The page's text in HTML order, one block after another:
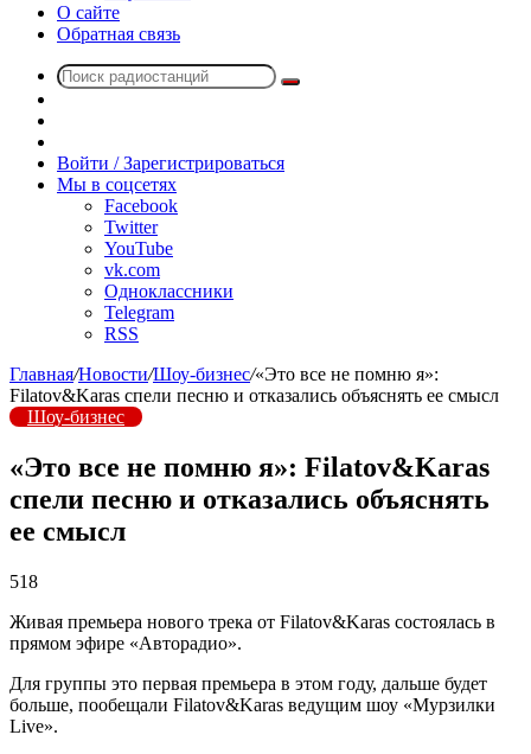
О сайте
Обратная связь
Поиск
радио
Войти / Зарегистрироваться
Мы в соцсетях
Facebook
Twitter
YouTube
vk.com
Одноклассники
Telegram
RSS
Главная/Новости/Шоу-бизнес/«Это все не помню я»:
Filatov&Karas спели песню и отказались объяснять ее смысл
Шоу-бизнес
«Это все не помню я»: Filatov&Karas
спели песню и отказались объяснять
ее смысл
518
Живая премьера нового трека от Filatov&Karas состоялась в
прямом эфире «Авторадио».
Для группы это первая премьера в этом году, дальше будет
больше, пообещали Filatov&Karas ведущим шоу «Мурзилки
Live».